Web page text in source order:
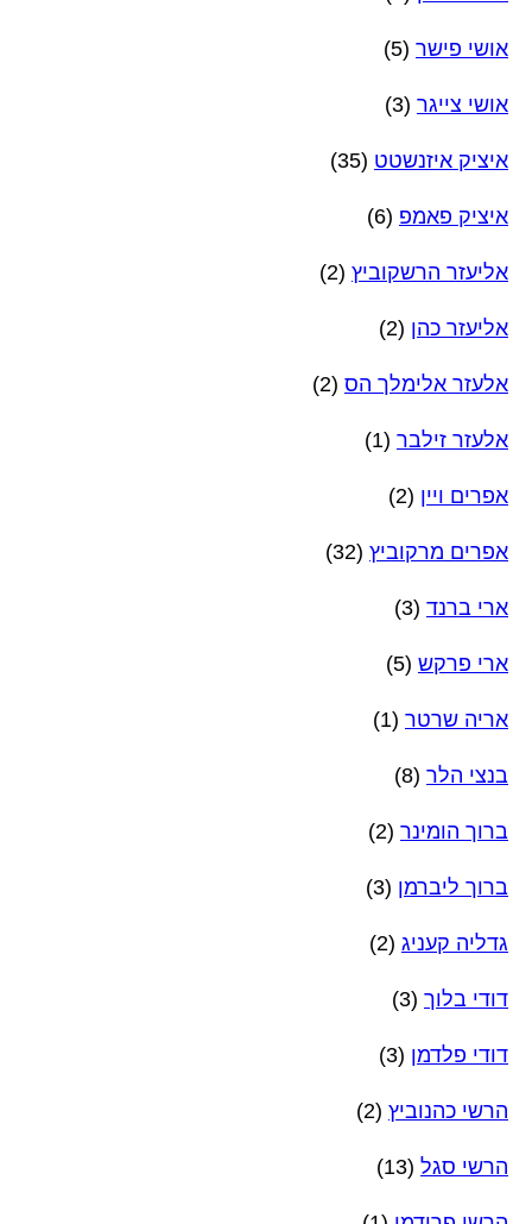
אושי פישר (5)
אושי צייגר (3)
איציק איזנשטט (35)
איציק פאמפ (6)
אליעזר הרשקוביץ (2)
אליעזר כהן (2)
אלעזר אלימלך הס (2)
אלעזר זילבר (1)
אפרים ויין (2)
אפרים מרקוביץ (32)
ארי ברנד (3)
ארי פרקש (5)
אריה שרטר (1)
בנצי הלר (8)
ברוך הומינר (2)
ברוך ליברמן (3)
גדליה קעניג (2)
דודי בלוך (3)
דודי פלדמן (3)
הרשי כהנוביץ (2)
הרשי סגל (13)